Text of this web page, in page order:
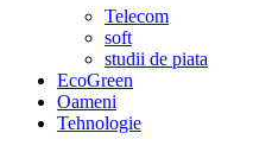
Telecom
soft
studii de piata
EcoGreen
Oameni
Tehnologie